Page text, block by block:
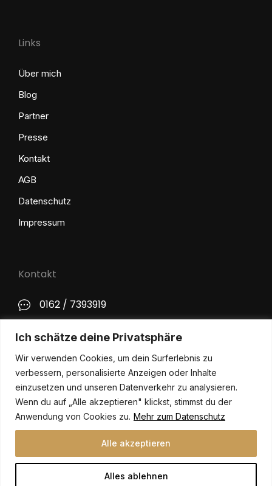
Ich schätze deine Privatsphäre
Wir verwenden Cookies, um dein Surferlebnis zu
verbessern, personalisierte Anzeigen oder Inhalte
einzusetzen und unseren Datenverkehr zu analysieren.
Wenn du auf „Alle akzeptieren" klickst, stimmst du der
Anwendung von Cookies zu. Mehr zum Datenschutz
Alles ablehnen
Alle akzeptieren
Links
Über mich
Blog
Partner
Presse
Kontakt
AGB
Datenschutz
Impressum
Kontakt
0162 / 7393919
Social Media